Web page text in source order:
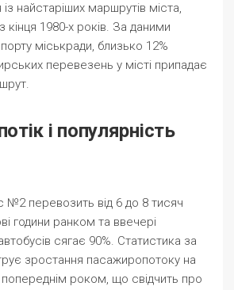
найстаріших маршрутів міста,
кінця 1980-х років. За даними
міськради, близько 12%
перевезень у місті припадає
і популярність
№2 перевозить від 6 до 8 тисяч
години ранком та ввечері
сягає 90%. Статистика за
зростання пасажиропотоку на
попереднім роком, що свідчить про